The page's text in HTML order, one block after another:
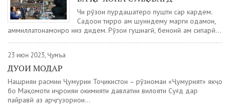
Чи рӯзҳои пурдаҳшатеро пушти сар кардем.
Садоҳои тирро ҳам шунидему марги одамон,
ҳаммиллатонамонро низ дидем. Рӯзҳои гушнагӣ, бенонӣ ҳам сипарӣ...
23 июн 2023, Ҷумъа
ДУОИ МОДАР
Нашрияи расмии Ҷумҳурии Тоҷикистон – рӯзномаи «Ҷумҳурият» якҷо
бо Мақомоти иҷроияи ҳокимияти давлатии вилояти Суғд дар
пайравӣ аз арҷгузориҳои...